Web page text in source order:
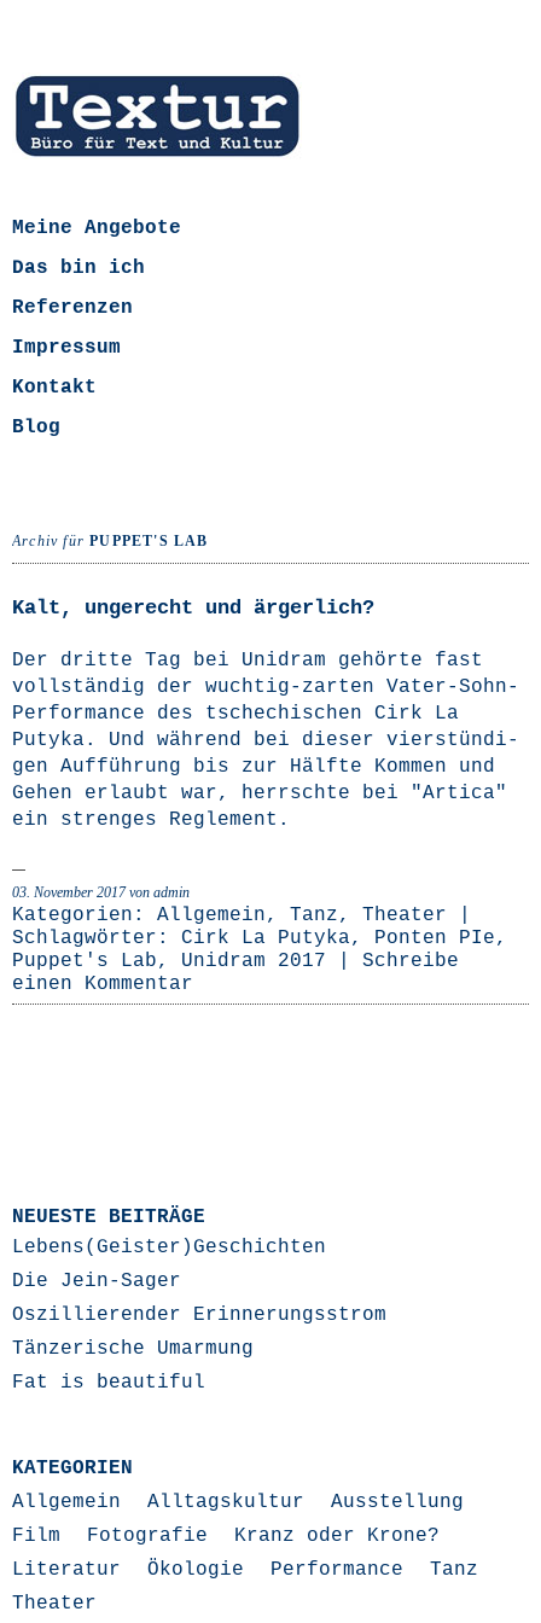
Meine Angebote
Das bin ich
Referenzen
Impressum
Kontakt
Blog
Archiv fürPUPPET'S LAB
Kalt, ungerecht und ärgerlich?
Der drit­te Tag bei Uni­dram gehör­te fast
voll­stän­dig der wuch­­tig-zar­­ten Vater-Sohn-
Per­­for­­mance des tsche­chi­schen Cirk La
Puty­ka. Und wäh­rend bei die­ser vier­stün­di­
gen Auf­füh­rung bis zur Hälf­te Kom­men und
Gehen erlaubt war, herrsch­te bei "Arti­ca"
ein stren­ges Reglement.
03. November 2017von admin
Kategorien: Allgemein, Tanz, Theater
Schlagwörter: Cirk La Putyka, Ponten PIe,
Puppet's Lab, Unidram 2017
Schreibe
einen Kommentar
NEUESTE BEITRÄGE
Lebens(Geister)Geschichten
Die Jein-Sager
Oszillierender Erinnerungsstrom
Tänzerische Umarmung
Fat is beautiful
KATEGORIEN
Allgemein
Alltagskultur
Ausstellung
Film
Fotografie
Kranz oder Krone?
Literatur
Ökologie Performance
Tanz
Theater